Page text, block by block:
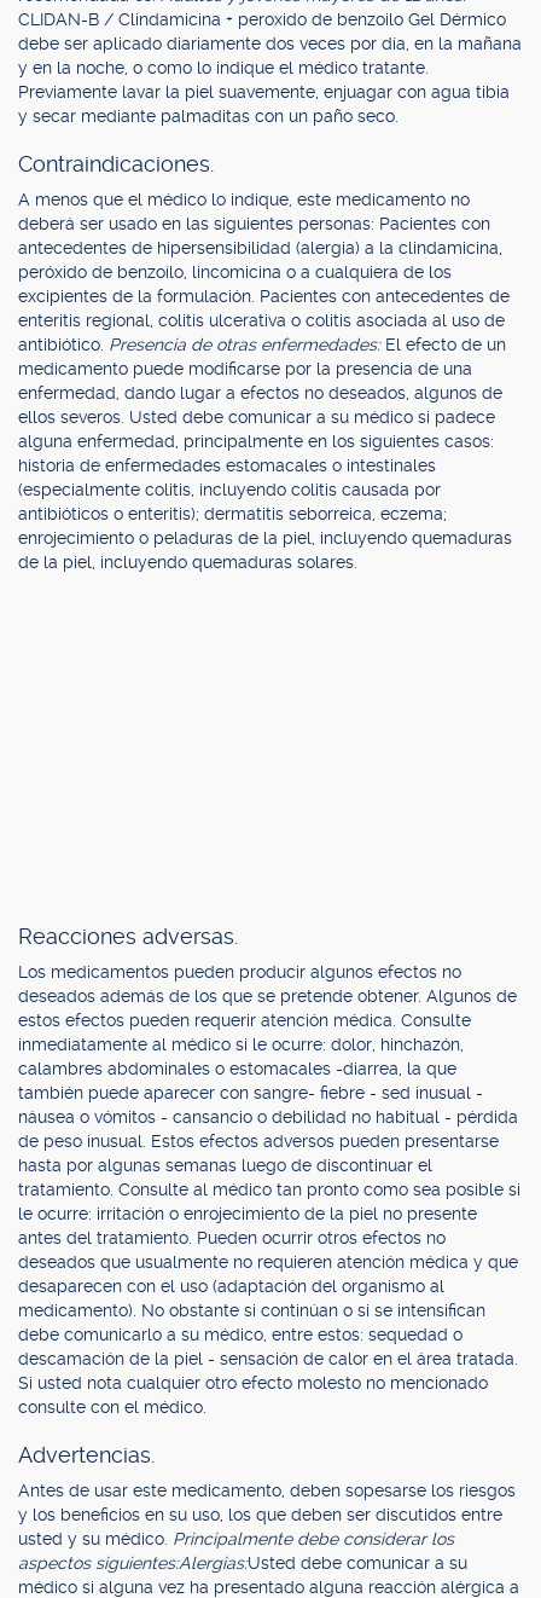
CLIDAN-B / Clindamicina + peroxido de benzoilo Gel Dérmico
debe ser aplicado diariamente dos veces por día, en la mañana
y en la noche, o como lo indique el médico tratante.
Previamente lavar la piel suavemente, enjuagar con agua tibia
y secar mediante palmaditas con un paño seco.
Contraindicaciones.
A menos que el médico lo indique, este medicamento no
deberá ser usado en las siguientes personas: Pacientes con
antecedentes de hipersensibilidad (alergia) a la clindamicina,
peróxido de benzoílo, lincomicina o a cualquiera de los
excipientes de la formulación. Pacientes con antecedentes de
enteritis regional, colitis ulcerativa o colitis asociada al uso de
antibiótico. Presencia de otras enfermedades: El efecto de un
medicamento puede modificarse por la presencia de una
enfermedad, dando lugar a efectos no deseados, algunos de
ellos severos. Usted debe comunicar a su médico si padece
alguna enfermedad, principalmente en los siguientes casos:
historia de enfermedades estomacales o intestinales
(especialmente colitis, incluyendo colitis causada por
antibióticos o enteritis); dermatitis seborreica, eczema;
enrojecimiento o peladuras de la piel, incluyendo quemaduras
de la piel, incluyendo quemaduras solares.
Reacciones adversas.
Los medicamentos pueden producir algunos efectos no
deseados además de los que se pretende obtener. Algunos de
estos efectos pueden requerir atención médica. Consulte
inmediatamente al médico si le ocurre: dolor, hinchazón,
calambres abdominales o estomacales -diarrea, la que
también puede aparecer con sangre- fiebre - sed inusual -
náusea o vómitos - cansancio o debilidad no habitual - pérdida
de peso inusual. Estos efectos adversos pueden presentarse
hasta por algunas semanas luego de discontinuar el
tratamiento. Consulte al médico tan pronto como sea posible si
le ocurre: irritación o enrojecimiento de la piel no presente
antes del tratamiento. Pueden ocurrir otros efectos no
deseados que usualmente no requieren atención médica y que
desaparecen con el uso (adaptación del organismo al
medicamento). No obstante si continúan o si se intensifican
debe comunicarlo a su médico, entre estos: sequedad o
descamación de la piel - sensación de calor en el área tratada.
Si usted nota cualquier otro efecto molesto no mencionado
consulte con el médico.
Advertencias.
Antes de usar este medicamento, deben sopesarse los riesgos
y los beneficios en su uso, los que deben ser discutidos entre
usted y su médico. Principalmente debe considerar los
aspectos siguientes:Alergias:Usted debe comunicar a su
médico si alguna vez ha presentado alguna reacción alérgica a